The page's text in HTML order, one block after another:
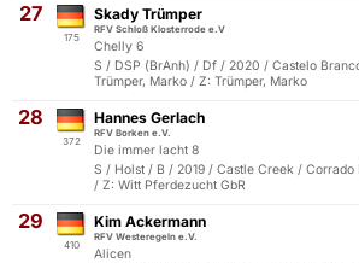
27
175
Skady Trümper
RFV Schloß Klosterrode e.V
Chelly 6
S / DSP (BrAnh) / Df / 2020 / Castelo
Trümper, Marko / Z: Trümper, Marko
28
372
Hannes Gerlach
RFV Borken e.V.
Die immer lacht 8
S / Holst / B / 2019 / Castle Creek / Corrado
/ Z: Witt Pferdezucht GbR
29
410
Kim Ackermann
RFV Westeregeln e.V.
Alicen